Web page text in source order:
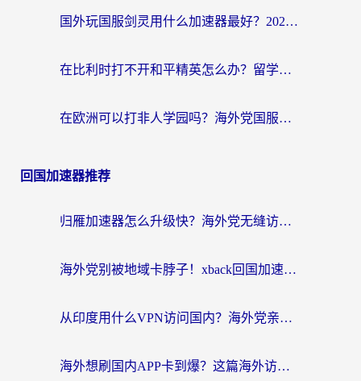
国外玩国服剑灵用什么加速器最好？2026海外玩家亲测指南（附魔兽世界怀旧服精灵之境加速技巧）
在比利时打不开和平精英怎么办？留学生亲测有效的国服游戏加速方案
在欧洲可以打非人学园吗？海外党国服游戏不卡顿的终极指南
回国加速器推荐
归雁加速器怎么升级快？海外党无缝访问国内资源的全攻略（附免费VPN推荐Dcard热门款）
海外党别被地域卡脖子！xback回国加速器选择全攻略，轻松刷剧玩国服
从印度用什么VPN访问国内？海外党亲测的无缝回国上网指南
海外想刷国内APP卡到爆？这篇海外访问国内服务器加速指南帮你解决所有问题